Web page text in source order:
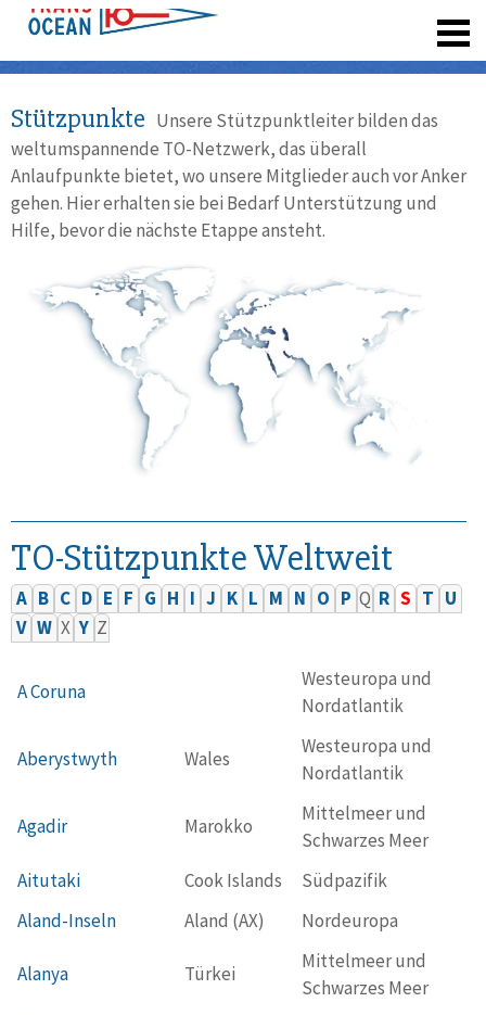
Stützpunkte Unsere Stützpunktleiter bilden das
weltumspannende TO-Netzwerk, das überall
Anlaufpunkte bietet, wo unsere Mitglieder auch vor Anker
gehen. Hier erhalten sie bei Bedarf Unterstützung und
Hilfe, bevor die nächste Etappe ansteht.
TO-Stützpunkte Weltweit
A B C D E F G H I J K L M N O P Q R S T U
V W X Y Z
A Coruna
Westeuropa und
Nordatlantik
Aberystwyth Wales
Westeuropa und
Nordatlantik
Agadir Marokko
Mittelmeer und
Schwarzes Meer
Aitutaki
Cook Islands
Südpazifik
Aland-Inseln
Aland (AX) Nordeuropa
Alanya Türkei
Mittelmeer und
Schwarzes Meer